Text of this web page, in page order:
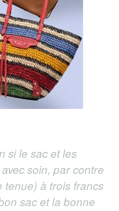
si le sac et les
soin, par contre
à trois francs
sac et la bonne